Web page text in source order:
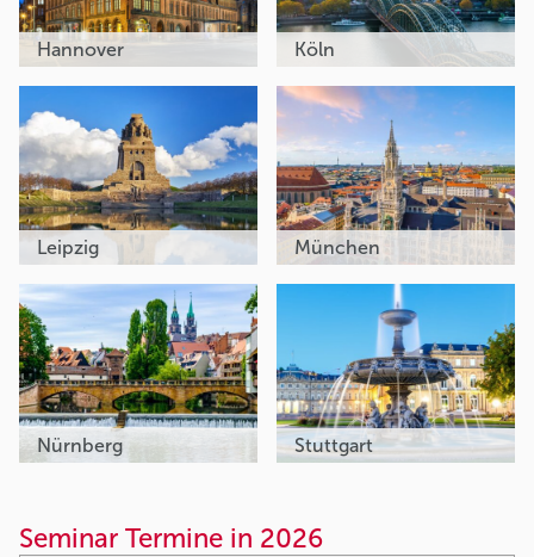
Hannover Köln
Leipzig München
Nürnberg Stuttgart
Seminar Termine in 2026